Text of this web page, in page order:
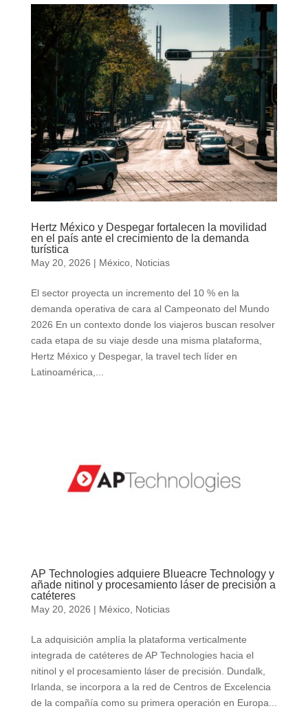
Hertz México y Despegar fortalecen la movilidad
en el país ante el crecimiento de la demanda
turística
May 20, 2026 | México, Noticias
El sector proyecta un incremento del 10 % en la
demanda operativa de cara al Campeonato del Mundo
2026 En un contexto donde los viajeros buscan resolver
cada etapa de su viaje desde una misma plataforma,
Hertz México y Despegar, la travel tech líder en
Latinoamérica,...
AP Technologies adquiere Blueacre Technology y
añade nitinol y procesamiento láser de precisión a
catéteres
May 20, 2026 | México, Noticias
La adquisición amplía la plataforma verticalmente
integrada de catéteres de AP Technologies hacia el
nitinol y el procesamiento láser de precisión. Dundalk,
Irlanda, se incorpora a la red de Centros de Excelencia
de la compañía como su primera operación en Europa...